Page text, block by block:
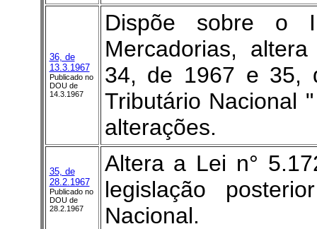
36, de
13.3.1967
Publicado no
DOU de
14.3.1967
Dispõe sobre o
Mercadorias,
34, de 1967 e 35,
Tributário Nacional
alterações.
35, de
28.2.1967
Publicado no
DOU de
28.2.1967
Altera a Lei n°
legislação
Nacional.